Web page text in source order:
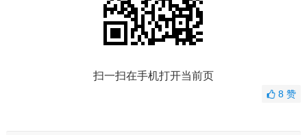
扫一扫在手机打开当前页
8赞